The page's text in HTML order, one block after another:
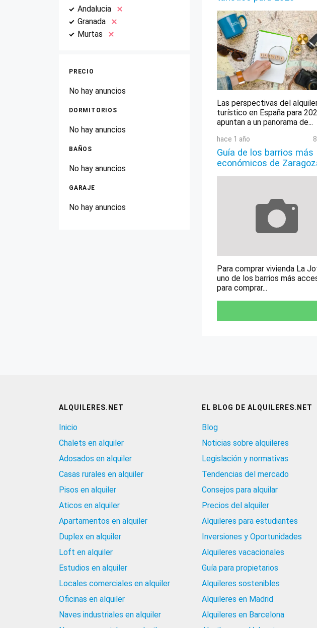
Andalucia
Granada
Murtas
PRECIO
No hay anuncios
DORMITORIOS
No hay anuncios
BAÑOS
No hay anuncios
GARAJE
No hay anuncios
Las perspectivas del
turístico en España para
apuntan a un panorama de...
hace 1 año
Guía de los barrios más
económicos de
Para comprar vivienda La
uno de los barrios más
para comprar...
ALQUILERES.NET
Inicio
Chalets en alquiler
Adosados en alquiler
Casas rurales en alquiler
Pisos en alquiler
Aticos en alquiler
Apartamentos en alquiler
Duplex en alquiler
Loft en alquiler
Estudios en alquiler
Locales comerciales en alquiler
Oficinas en alquiler
Naves industriales en alquiler
EL BLOG DE ALQUILERES.NET
Blog
Noticias sobre alquileres
Legislación y normativas
Tendencias del mercado
Consejos para alquilar
Precios del alquiler
Alquileres para estudiantes
Inversiones y Oportunidades
Alquileres vacacionales
Guía para propietarios
Alquileres sostenibles
Alquileres en Madrid
Alquileres en Barcelona